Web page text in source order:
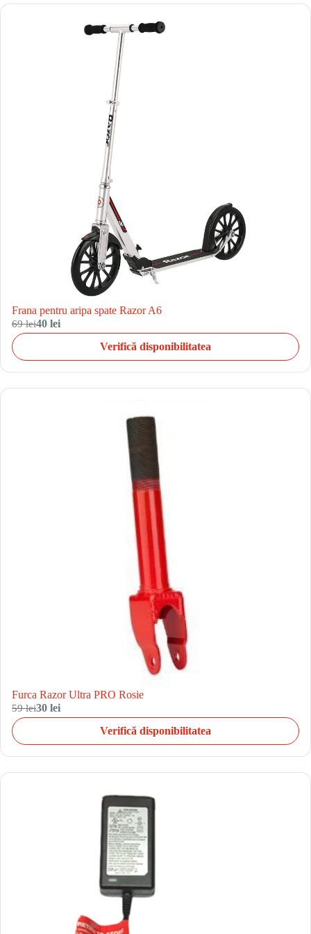
Frana pentru aripa spate Razor A6
69 lei40 lei
Verifică disponibilitatea
Furca Razor Ultra PRO Rosie
59 lei30 lei
Verifică disponibilitatea